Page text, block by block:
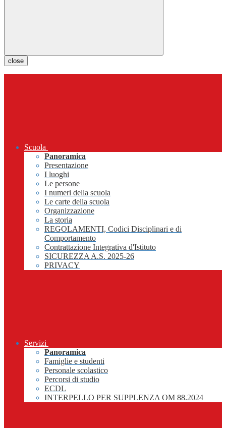
close
Scuola
Panoramica
Presentazione
I luoghi
Le persone
I numeri della scuola
Le carte della scuola
Organizzazione
La storia
REGOLAMENTI, Codici Disciplinari e di
Comportamento
Contrattazione Integrativa d'Istituto
SICUREZZA A.S. 2025-26
PRIVACY
Servizi
Panoramica
Famiglie e studenti
Personale scolastico
Percorsi di studio
ECDL
INTERPELLO PER SUPPLENZA OM 88.2024